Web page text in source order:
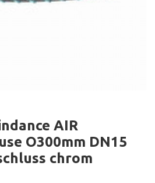
AIR
O300mm DN15
chrom